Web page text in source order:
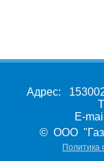
Адрес:
E-
© ООО
Политика